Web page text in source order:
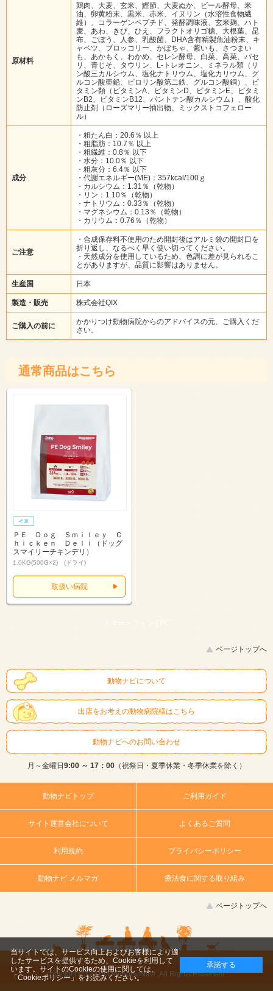
原材料
鶏肉、大麦、玄米、鰹節、大麦ぬか、ビール酵母、米
油、卵黄粉末、黒米、赤米、イヌリン（水溶性食物繊
維）、コラーゲンペプチド、発酵調味液、玄米麹、ハト
麦、あわ、きび、ひえ、フラクトオリゴ糖、大根葉、昆
布、ごぼう、人参、乳酸菌、DHA含有精製魚油粉末、キ
ャベツ、ブロッコリー、かぼちゃ、紫いも、さつまい
も、あかもく、わかめ、セレン酵母、白菜、高菜、パセ
リ、青じそ、タウリン、L-トレオニン、ミネラル類（リ
ン酸三カルシウム、塩化ナトリウム、塩化カリウム、グ
ルコン酸亜鉛、ピロリン酸第二鉄、グルコン酸銅）、ビ
タミン類（ビタミンA、ビタミンD、ビタミンE、ビタミ
ンB2、ビタミンB12、パントテン酸カルシウム）、酸化
防止剤（ローズマリー抽出物、ミックストコフェロー
ル）
成分
・粗たん白：20.6％ 以上
・粗脂肪：10.7％ 以上
・粗繊維：0.8％ 以下
・水分：10.0％ 以下
・粗灰分：6.4％ 以下
・代謝エネルギー(ME)：357kcal/100ｇ
・カルシウム：1.31％（乾物）
・リン：1.10％（乾物）
・ナトリウム：0.33％（乾物）
・マグネシウム：0.13％（乾物）
・カリウム：0.76％（乾物）
ご注意
・合成保存料不使用のため開封後はアルミ袋の開封口を
折り返し、なるべく早く使い切ってください。
・天然成分を使用しているため、色調に差が見られるこ
とがありますが、品質に影響はありません。
生産国 日本
製造・販売 株式会社QIX
ご購入の前に
かかりつけ動物病院からのアドバイスの元、ご購入くだ
さい。
通常商品はこちら
ＰＥ Ｄｏｇ Ｓｍｉｌｅｙ Ｃ
ｈｉｃｋｅｎ Ｄｅｌｉ（ドッグ
スマイリーチキンデリ）
1.0KG(500G×2) (ドライ)
取扱い病院
スマートフォン | PC
ページトップへ
動物ナビについて
出店をお考えの動物病院様はこちら
動物ナビへのお問い合わせ
月～金曜日 9:00 ～ 17：00（祝祭日・夏季休業・冬季休業を除く）
動物ナビトップ ご利用ガイド
サイト運営会社について よくあるご質問
利用規約 プライバシーポリシー
動物ナビ メルマガ 療法食に関する取り組み
ページトップへ
copyright (c) 2014 DoubutsuNavi ,All Rights Reserved.
当サイトでは、サービス向上およびお客様により適
したサービスを提供するため、Cookieを利用して
います。サイトのCookieの使用に関しては、
「Cookieポリシー」 をお読みください。
承諾する